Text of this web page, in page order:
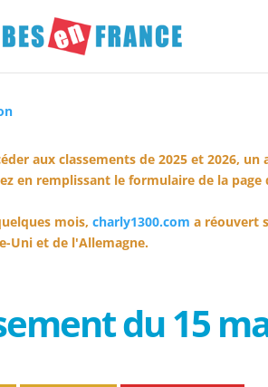
aux classements de 2025 et 2026,
en remplissant le formulaire de la page
mois, charly1300.com a réouvert
Uni et de l'Allemagne.
du 15